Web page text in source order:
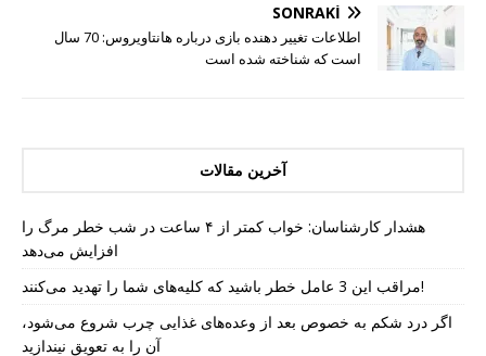
SONRAKI
اطلاعات تغییر دهنده بازی درباره هانتاویروس: 70 سال
است که شناخته شده است
آخرین مقالات
هشدار کارشناسان: خواب کمتر از ۴ ساعت در شب خطر مرگ را
افزایش می‌دهد
مراقب این 3 عامل خطر باشید که کلیه‌های شما را تهدید می‌کنند!
اگر درد شکم به خصوص بعد از وعده‌های غذایی چرب شروع می‌شود،
آن را به تعویق نیندازید